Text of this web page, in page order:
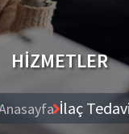
HİZMETLER
İlaç